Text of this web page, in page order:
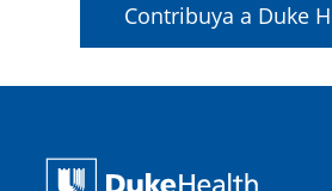
Contribuya a Duke